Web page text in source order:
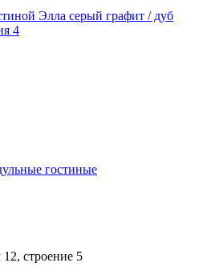
Элла серый графит / дуб
4
гостиные
строение 5